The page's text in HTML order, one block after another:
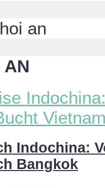
hoi an
AN
Indochina:
Bangkok